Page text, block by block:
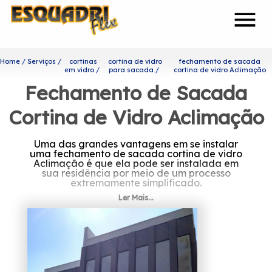
menu
Home Serviços
cortinas
em vidro
cortina de vidro
para sacada
fechamento de sacada
cortina de vidro Aclimação
Fechamento de Sacada
Cortina de Vidro Aclimação
Uma das grandes vantagens em se instalar
uma fechamento de sacada cortina de vidro
Aclimação é que ela pode ser instalada em
sua residência por meio de um processo
extremamente simplificado.
Onde encontrar fechamento
de sacada cortina de vidro
Aclimação?
Prezando por trabalhar sempre com os seus
valores principais como o comprometimento
Ler Mais...